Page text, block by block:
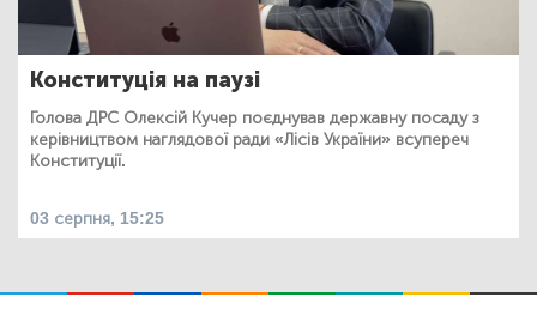
Конституція на паузі
Голова ДРС Олексій Кучер поєднував державну посаду з
керівництвом наглядової ради «Лісів України» всупереч
Конституції.
03 серпня, 15:25